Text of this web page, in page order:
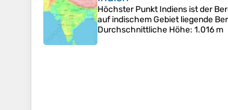
Höchster Punkt Indiens ist der
auf indischem Gebiet liegende
Durchschnittliche Höhe: 1.016 m